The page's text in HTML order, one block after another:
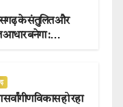
के संतुलित और
बनेगा :
विकास हो रहा